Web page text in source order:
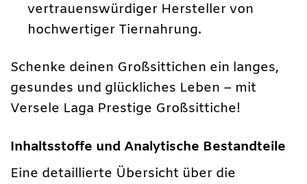
vertrauenswürdiger Hersteller von
hochwertiger Tiernahrung.
Schenke deinen Großsittichen ein langes,
gesundes und glückliches Leben – mit
Versele Laga Prestige Großsittiche!
Inhaltsstoffe und Analytische Bestandteile
Eine detaillierte Übersicht über die